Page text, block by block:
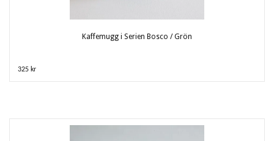
Kaffemugg i Serien Bosco / Grön
325 kr